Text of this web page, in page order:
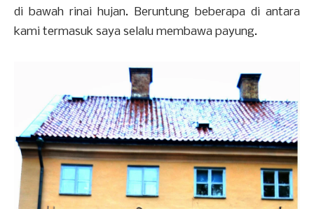
di bawah rinai hujan. Beruntung beberapa di antara
kami termasuk saya selalu membawa payung.